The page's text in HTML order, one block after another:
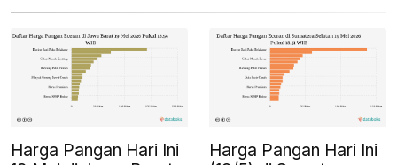
Harga Pangan Hari Ini
Harga Pangan Hari Ini